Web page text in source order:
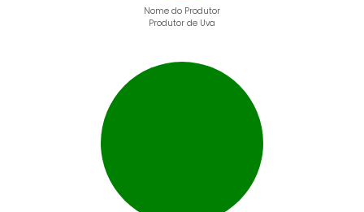
Nome do Produtor
Produtor de Uva